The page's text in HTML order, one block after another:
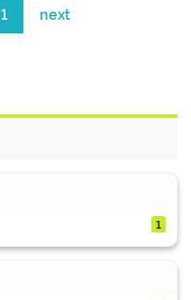
1 next
1